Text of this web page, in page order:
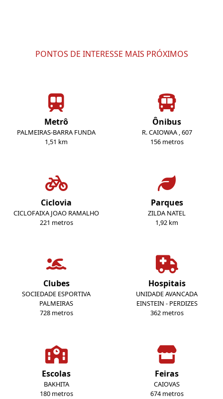
PONTOS DE INTERESSE MAIS PRÓXIMOS
Metrô
PALMEIRAS-BARRA FUNDA
1,51 km
Ônibus
R. CAIOWAA , 607
156 metros
Ciclovia
CICLOFAIXA JOAO RAMALHO
221 metros
Parques
ZILDA NATEL
1,92 km
Clubes
SOCIEDADE ESPORTIVA
PALMEIRAS
728 metros
Hospitais
UNIDADE AVANCADA
EINSTEIN - PERDIZES
362 metros
Escolas
BAKHITA
180 metros
Feiras
CAIOVAS
674 metros